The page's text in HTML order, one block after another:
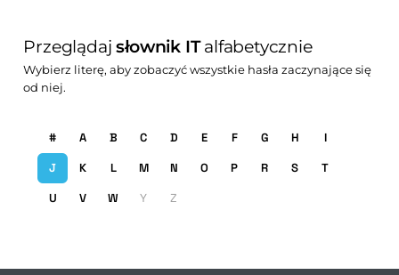
Przeglądajsłownik ITalfabetycznie
Wybierz literę, aby zobaczyć wszystkie hasła zaczynające się
od niej.
# A B C D E F G H
I
J
K L M N O P R S
T
U
V W Y Z